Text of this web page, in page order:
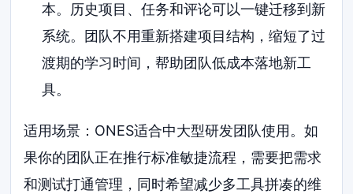
本。历史项目、任务和评论可以一键迁移到新
系统。团队不用重新搭建项目结构，缩短了过
渡期的学习时间，帮助团队低成本落地新工
具。
适用场景：ONES适合中大型研发团队使用。如
果你的团队正在推行标准敏捷流程，需要把需求
和测试打通管理，同时希望减少多工具拼凑的维